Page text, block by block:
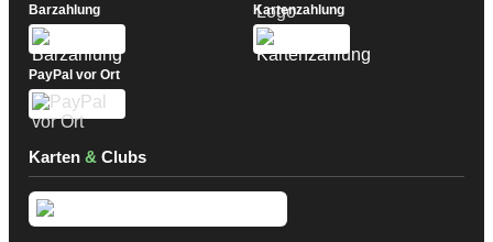
Barzahlung Kartenzahlung
PayPal vor Ort
Karten & Clubs